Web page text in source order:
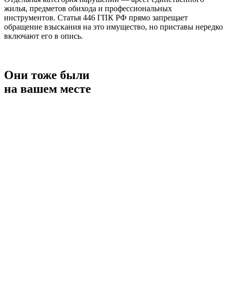
жилья, предметов обихода и профессиональных
инструментов. Статья 446 ГПК РФ прямо запрещает
обращение взыскания на это имущество, но приставы нередко
включают его в опись.
Они тоже были
на вашем месте